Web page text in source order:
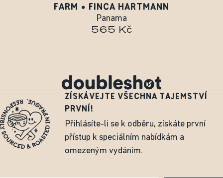
FARM • FINCA HARTMANN
Panama
565 Kč
ZÍSKÁVEJTE VŠECHNA TAJEMSTVÍ
PRVNÍ!
Přihlásíte-li se k odběru, získáte první
přístup k speciálním nabídkám a
omezeným vydáním.